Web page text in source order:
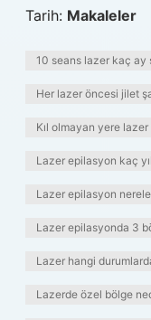
Tarih: Makaleler
10 seans lazer kaç ay
Her lazer öncesi jilet
Kıl olmayan yere lazer
Lazer epilasyon kaç
Lazer epilasyon
Lazer epilasyonda 3
Lazer hangi
Lazerde özel bölge